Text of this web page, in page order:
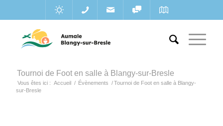
Tournoi de Foot en salle à Blangy-sur-Bresle
Vous êtes ici : Accueil / Évènements / Tournoi de Foot en salle à Blangy-
sur-Bresle